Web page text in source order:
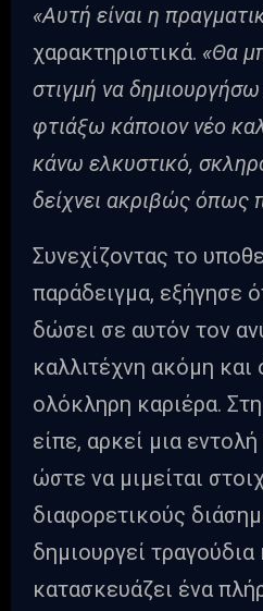
«Αυτή είναι η
χαρακτηριστικά. «Θα
στιγμή να
φτιάξω κάποιον νέο
κάνω ελκυστικό,
δείχνει ακριβώς όπως
Συνεχίζοντας το
παράδειγμα, εξήγησε
δώσει σε αυτόν τον
καλλιτέχνη ακόμη και
ολόκληρη καριέρα.
είπε, αρκεί μια
ώστε να μιμείται
διαφορετικούς
δημιουργεί τραγούδια
κατασκευάζει ένα